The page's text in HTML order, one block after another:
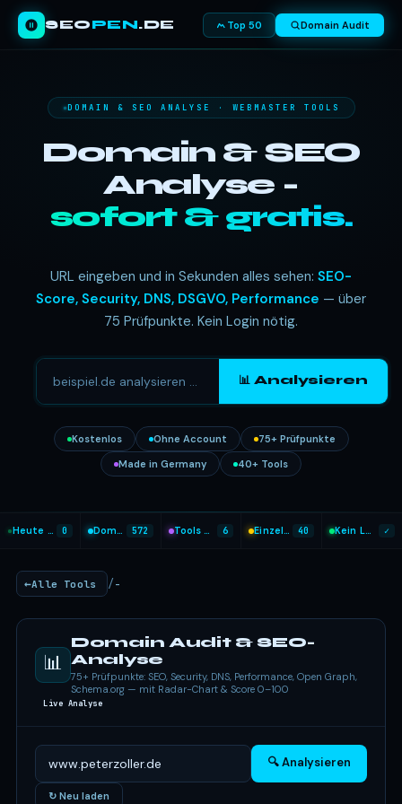
SEOPEN.DE Top 50 Domain Audit
DOMAIN & SEO ANALYSE · WEBMASTER TOOLS
Domain & SEO
Analyse -
sofort & gratis.
URL eingeben und in Sekunden alles sehen: SEO-
Score, Security, DNS, DSGVO, Performance — über
75 Prüfpunkte. Kein Login nötig.
📊 Analysieren
Kostenlos Ohne Account
75+ Prüfpunkte
Made in Germany
40+ Tools
Heute analysiert 0 Domains geprüft 572 Tools heute genutzt 6 Einzel-Tools 40 Kein Login nötig ✓
Alle Tools / -
📊
Domain Audit & SEO-
Analyse
75+ Prüfpunkte: SEO, Security, DNS, Performance, Open Graph,
Schema.org — mit Radar-Chart & Score 0–100
Live Analyse
🔍 Analysieren
↻ Neu laden